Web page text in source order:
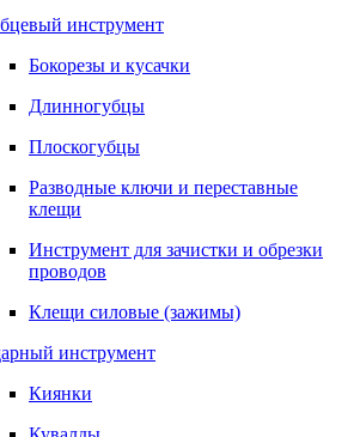
инструмент
Бокорезы и кусачки
Длинногубцы
Плоскогубцы
Разводные ключи и переставные
клещи
Инструмент для зачистки и обрезки
проводов
Клещи силовые (зажимы)
инструмент
Киянки